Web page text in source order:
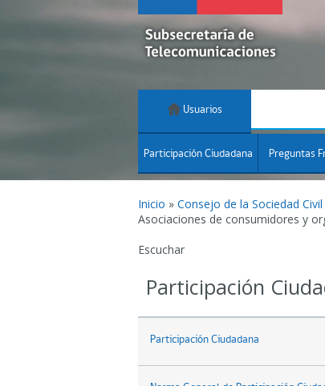
Usuarios
Participación Ciudadana Preguntas
Inicio » Consejo de la Sociedad Civil
Asociaciones de consumidores y
Escuchar
Participación
Participación Ciudadana